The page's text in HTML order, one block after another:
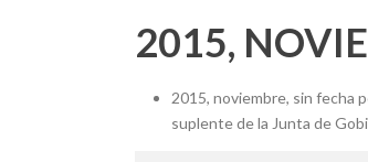
2015,
2015, noviembre, sin fecha
suplente de la Junta de